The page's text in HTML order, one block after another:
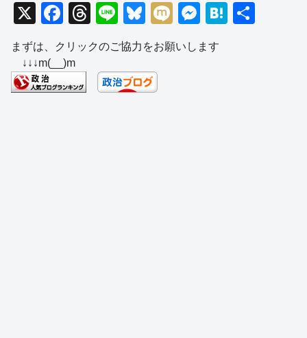
X
F
a
c
e
b
T
hr
e
a
d
Li
n
e
Bl
u
e
sk
y
M
ixi
M
e
ss
H
まずは、クリックのご協力をお願いします
↓↓↓m(__)m